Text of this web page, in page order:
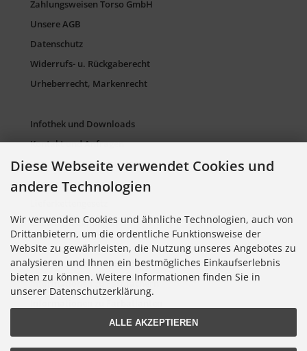
Zahlungsweisen Torso GmbH
Unsere AGB
Datenschutz
Widerrufs- u. Rückgaberecht
Urheberrecht, Markenrecht
Infothek und Downloads
Kontakt und Anfragen
Verpackung und Entsorgung
Sitemap Torso.de
Cookie Einstellungen
Informationen zu Farbkarten
Informationen zu Farbfächern
Diese Webseite verwendet Cookies und
andere Technologien
Wir verwenden Cookies und ähnliche Technologien, auch von
Drittanbietern, um die ordentliche Funktionsweise der
Website zu gewährleisten, die Nutzung unseres Angebotes zu
analysieren und Ihnen ein bestmögliches Einkaufserlebnis
bieten zu können. Weitere Informationen finden Sie in
unserer Datenschutzerklärung.
ALLE AKZEPTIEREN